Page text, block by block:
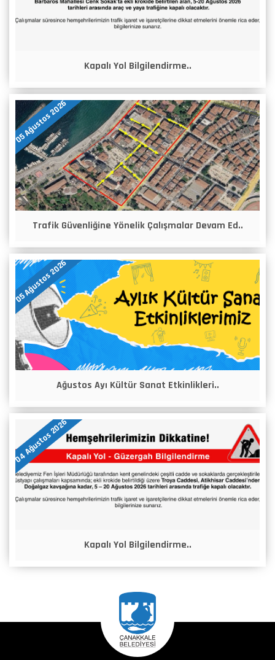
Kapalı Yol Bilgilendirme..
05 Ağustos 2026
Trafik Güvenliğine Yönelik Çalışmalar Devam Ed..
05 Ağustos 2026
Ağustos Ayı Kültür Sanat Etkinlikleri..
04 Ağustos 2026
Kapalı Yol Bilgilendirme..